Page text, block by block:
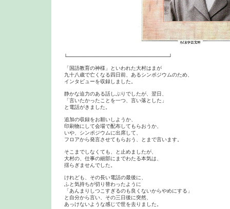
└─────────────────────────────────┘
「国語教育の神様」といわれた大村はまが
九十八歳で亡くなる四日前、あるシンポジウムのため、
インタビューを収録しました。
静かな迫力のある話しぶりでしたが、翌日、
「言いたかったことを一つ、言い落とした」
と電話がきました。
追加の収録をお願いしようか、
印刷物にして会場で配布してもらおうか、
いや、シンポジウムに出席して、
フロアから発言させてもらおう、とまで言います。
そこまでしなくても、と止めましたが、
大村の、仕事の細部にまでわたる本気は、
揺らぎませんでした。
けれども、その長い電話の最後に、
ふと気持ちが切り替わったように
「あんまりしつこすぎるのも良くないからやめにする」
と自分から言い、その三日後に突然、
あっけないような感じで世を去りました。